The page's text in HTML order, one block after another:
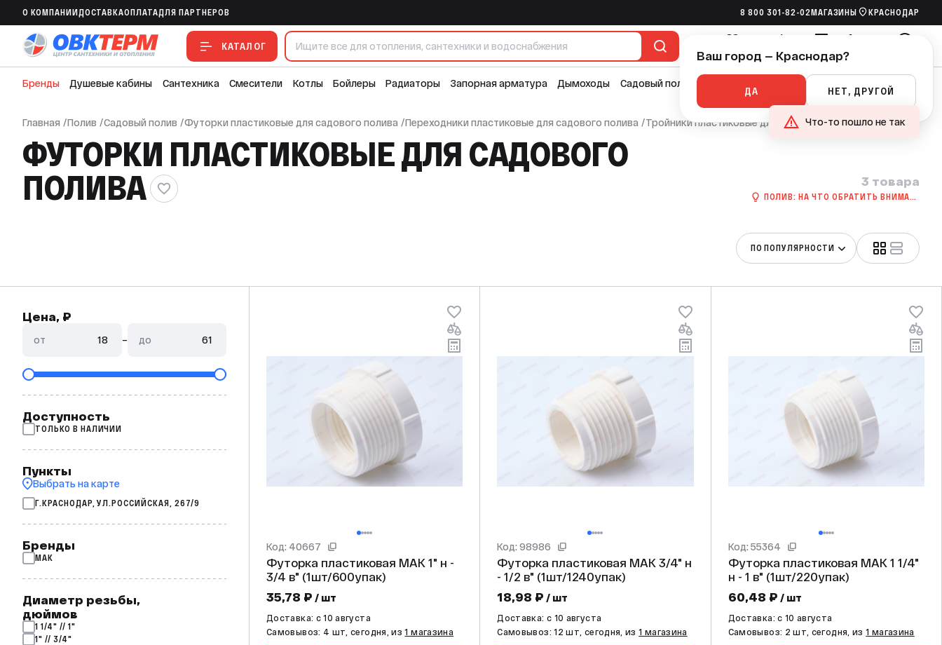
O КОМПАНИИ ДОСТАВКАОПЛАТАДЛЯ ПАРТНЕРОВ 8 800 301-82-02 МАГАЗИНЫ КРАСНОДАР
КАТАЛОГ
ИзбранноеСравнениеСметыКорзина
Бренды Душевые кабины Сантехника Смесители Котлы Бойлеры Радиаторы Запорная арматура Дымоходы Садовый полив Канализация Ручной инструмент
Главная /Полив /Садовый полив /Футорки пластиковые для садового полива /Переходники пластиковые для садового полива /Тройники пластиковые для садового полива
ФУТОРКИ ПЛАСТИКОВЫЕ ДЛЯ САДОВОГО
ПОЛИВА
3 товара
ПОЛИВ: НА ЧТО ОБРАТИТЬ ВНИМАНИЕ
ПО ПОПУЛЯРНОСТИ
Цена, ₽
от – до
Доступность
ТОЛЬКО В НАЛИЧИИ
Пункты
Выбрать на карте
Г.КРАСНОДАР, УЛ.РОССИЙСКАЯ, 267/9
Бренды
МАК
Диаметр резьбы,
дюймов
1 1/4" // 1"
1" // 3/4"
Код: 40667
Футорка пластиковая МАК 1" н -
3/4 в" (1шт/600упак)
35,78 ₽ / шт
Доставка: c 10 августа
Самовывоз: 4 шт, сегодня, из1 магазина
Код: 98986
Футорка пластиковая МАК 3/4" н
- 1/2 в" (1шт/1240упак)
18,98 ₽ / шт
Доставка: c 10 августа
Самовывоз: 12 шт, сегодня, из1 магазина
Код: 55364
Футорка пластиковая МАК 1 1/4"
н - 1 в" (1шт/220упак)
60,48 ₽ / шт
Доставка: c 10 августа
Самовывоз: 2 шт, сегодня, из1 магазина
Ваш город — Краснодар?
ДА НЕТ, ДРУГОЙ
Что-то пошло не так